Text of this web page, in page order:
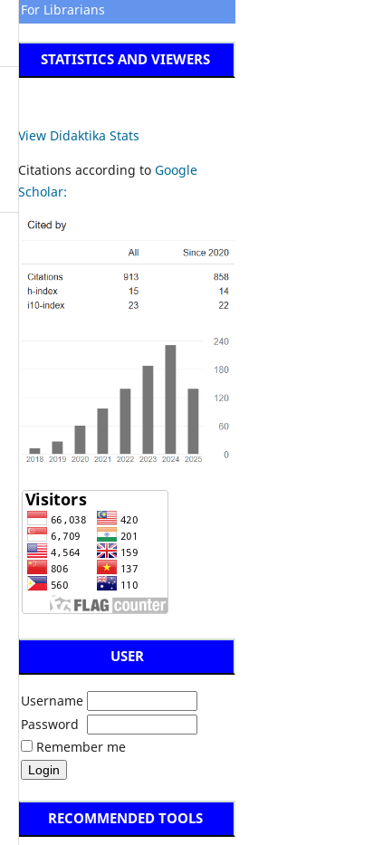
For Librarians
STATISTICS AND VIEWERS
View Didaktika Stats
Citations according to Google
Scholar:
USER
Username
Password
Remember me
RECOMMENDED TOOLS